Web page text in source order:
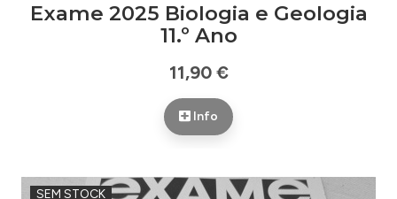
Exame 2025 Biologia e Geologia
11.º Ano
11,90 €
Info
SEM STOCK